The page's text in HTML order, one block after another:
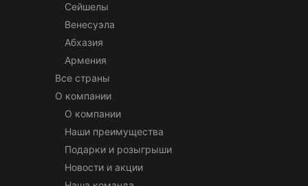
Сейшелы
Венесуэла
Абхазия
Армения
Все страны
О компании
О компании
Наши преимущества
Подарки и розыгрыши
Новости и акции